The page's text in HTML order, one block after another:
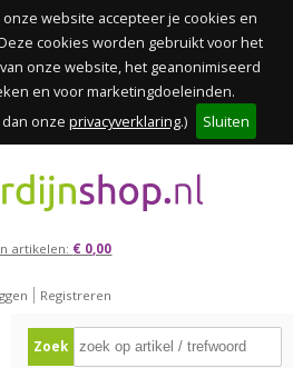
website accepteer je cookies en
cookies worden gebruikt voor het
onze website, het geanonimiseerd
en voor marketingdoeleinden.
onze privacyverklaring.) Sluiten
artikelen: € 0,00
Registreren
Zoek